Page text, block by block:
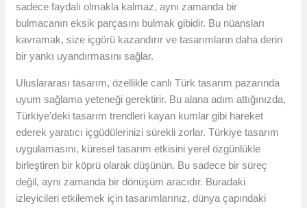
sadece faydalı olmakla kalmaz, aynı zamanda bir
bulmacanın eksik parçasını bulmak gibidir. Bu nüansları
kavramak, size içgörü kazandırır ve tasarımların daha derin
bir yankı uyandırmasını sağlar.
Uluslararası tasarım, özellikle canlı Türk tasarım pazarında
uyum sağlama yeteneği gerektirir. Bu alana adım attığınızda,
Türkiye’deki tasarım trendleri kayan kumlar gibi hareket
ederek yaratıcı içgüdülerinizi sürekli zorlar. Türkiye tasarım
uygulamasını, küresel tasarım etkisini yerel özgünlükle
birleştiren bir köprü olarak düşünün. Bu sadece bir süreç
değil, aynı zamanda bir dönüşüm aracıdır. Buradaki
izleyicileri etkilemek için tasarımlarınız, dünya çapındaki